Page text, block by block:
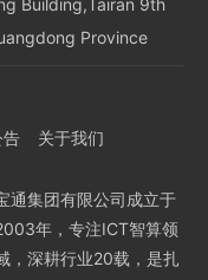
Building,Tairan 9th
Province
告
关于我们
通集团有限公司成立于
年，专注ICT智算领
，深耕行业20载，是扎